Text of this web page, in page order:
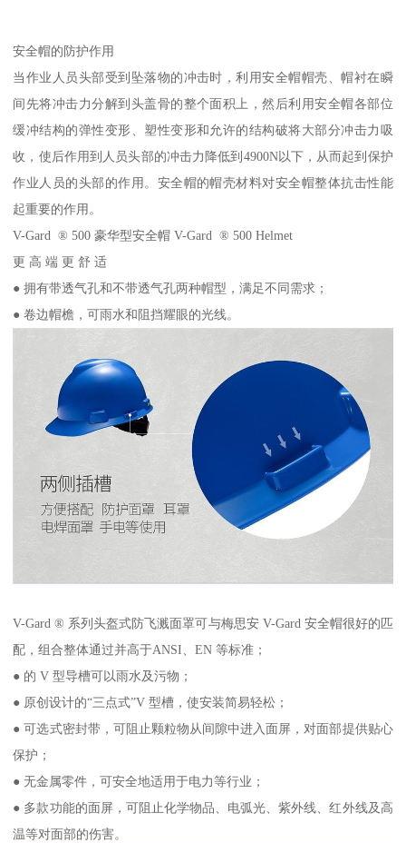
安全帽的防护作用
当作业人员头部受到坠落物的冲击时，利用安全帽帽壳、帽衬在瞬
间先将冲击力分解到头盖骨的整个面积上，然后利用安全帽各部位
缓冲结构的弹性变形、塑性变形和允许的结构破将大部分冲击力吸
收，使后作用到人员头部的冲击力降低到4900N以下，从而起到保护
作业人员的头部的作用。安全帽的帽壳材料对安全帽整体抗击性能
起重要的作用。
V-Gard ® 500 豪华型安全帽 V-Gard ® 500 Helmet
更 高 端 更 舒 适
● 拥有带透气孔和不带透气孔两种帽型，满足不同需求；
● 卷边帽檐，可雨水和阻挡耀眼的光线。
V-Gard ® 系列头盔式防飞溅面罩可与梅思安 V-Gard 安全帽很好的匹
配，组合整体通过并高于ANSI、EN 等标准；
● 的 V 型导槽可以雨水及污物；
● 原创设计的“三点式”V 型槽，使安装简易轻松；
● 可选式密封带，可阻止颗粒物从间隙中进入面屏，对面部提供贴心
保护；
● 无金属零件，可安全地适用于电力等行业；
● 多款功能的面屏，可阻止化学物品、电弧光、紫外线、红外线及高
温等对面部的伤害。